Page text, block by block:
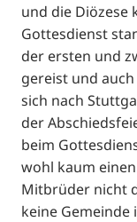
und die Diözese
Gottesdienst
der ersten und
gereist und
sich nach
der
beim
wohl kaum
Mitbrüder nicht
keine Gemeinde